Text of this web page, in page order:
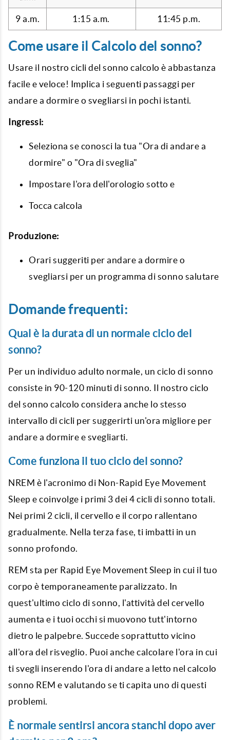
9 a.m. 1:15 a.m. 11:45 p.m.
Come usare il Calcolo del sonno?
Usare il nostro cicli del sonno calcolo è abbastanza
facile e veloce! Implica i seguenti passaggi per
andare a dormire o svegliarsi in pochi istanti.
Ingressi:
Seleziona se conosci la tua "Ora di andare a
dormire" o "Ora di sveglia"
Impostare l'ora dell'orologio sotto e
Tocca calcola
Produzione:
Orari suggeriti per andare a dormire o
svegliarsi per un programma di sonno salutare
Domande frequenti:
Qual è la durata di un normale ciclo del
sonno?
Per un individuo adulto normale, un ciclo di sonno
consiste in 90-120 minuti di sonno. Il nostro ciclo
del sonno calcolo considera anche lo stesso
intervallo di cicli per suggerirti un'ora migliore per
andare a dormire e svegliarti.
Come funziona il tuo ciclo del sonno?
NREM è l'acronimo di Non-Rapid Eye Movement
Sleep e coinvolge i primi 3 dei 4 cicli di sonno totali.
Nei primi 2 cicli, il cervello e il corpo rallentano
gradualmente. Nella terza fase, ti imbatti in un
sonno profondo.
REM sta per Rapid Eye Movement Sleep in cui il tuo
corpo è temporaneamente paralizzato. In
quest'ultimo ciclo di sonno, l'attività del cervello
aumenta e i tuoi occhi si muovono tutt'intorno
dietro le palpebre. Succede soprattutto vicino
all'ora del risveglio. Puoi anche calcolare l'ora in cui
ti svegli inserendo l'ora di andare a letto nel calcolo
sonno REM e valutando se ti capita uno di questi
problemi.
È normale sentirsi ancora stanchi dopo aver